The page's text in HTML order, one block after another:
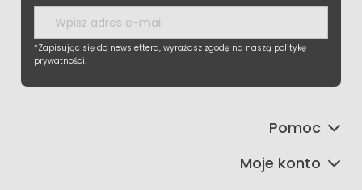
*Zapisując się do newslettera, wyrażasz zgodę na naszą politykę
prywatności.
Pomoc
Moje konto